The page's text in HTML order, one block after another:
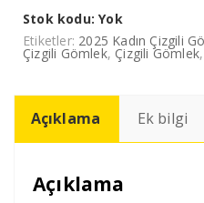
Stok kodu:Yok
Etiketler: 2025 Kadın Çizgili
Çizgili Gömlek, Çizgili Gömlek,
Açıklama Ek bilgi
Açıklama